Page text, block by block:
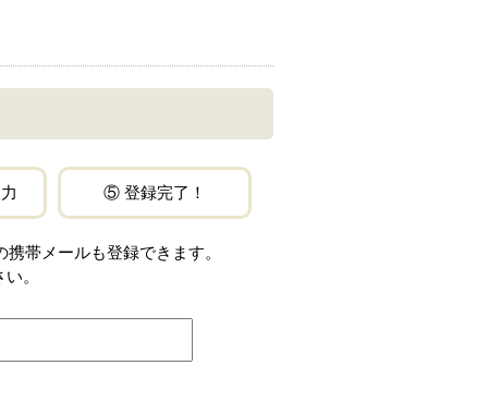
⑤ 登録完了！
帯メールも登録できます。
。